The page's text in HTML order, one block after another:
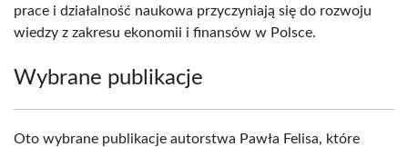
prace i działalność naukowa przyczyniają się do rozwoju
wiedzy z zakresu ekonomii i finansów w Polsce.
Wybrane publikacje
Oto wybrane publikacje autorstwa Pawła Felisa, które